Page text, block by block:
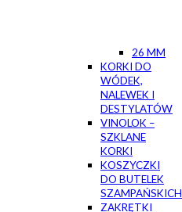
26 MM
KORKI DO
WÓDEK,
NALEWEK I
DESTYLATÓW
VINOLOK –
SZKLANE
KORKI
KOSZYCZKI
DO BUTELEK
SZAMPAŃSKICH
ZAKRĘTKI